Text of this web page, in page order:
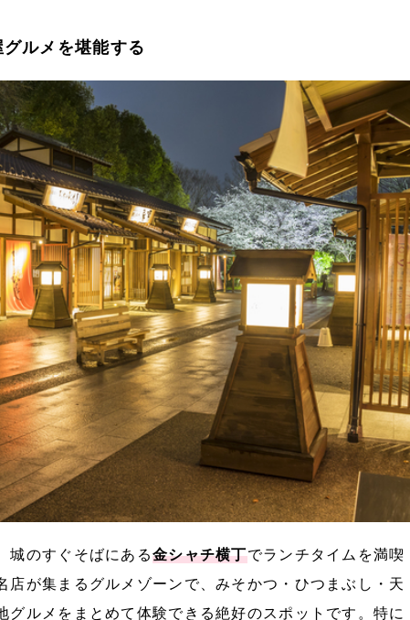
ルメを堪能する
城のすぐそばにある金シャチ横丁でランチタイムを満喫
店が集まるグルメゾーンで、みそかつ・ひつまぶし・天
グルメをまとめて体験できる絶好のスポットです。特に